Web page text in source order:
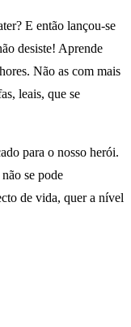
E então lançou-se
desiste! Aprende
Não as com mais
leais, que se
para o nosso herói.
se pode
de vida, quer a nível